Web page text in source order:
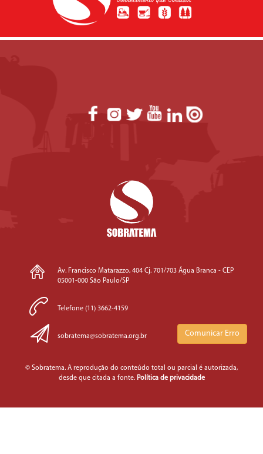
Av. Francisco Matarazzo, 404 Cj. 701/703 Água Branca - CEP
05001-000 São Paulo/SP
Telefone (11) 3662-4159
sobratema@sobratema.org.br Comunicar Erro
© Sobratema. A reprodução do conteúdo total ou parcial é autorizada,
desde que citada a fonte. Política de privacidade